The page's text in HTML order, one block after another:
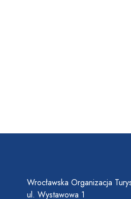
Wrocławska Organizacja
ul. Wystawowa 1